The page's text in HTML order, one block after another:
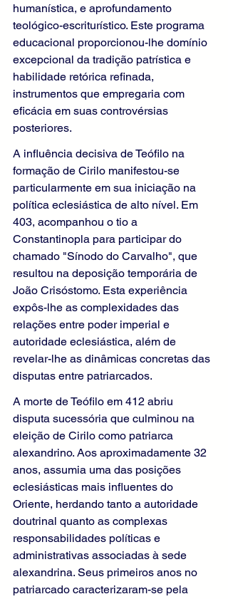
humanística, e aprofundamento
teológico-escriturístico. Este programa
educacional proporcionou-lhe domínio
excepcional da tradição patrística e
habilidade retórica refinada,
instrumentos que empregaria com
eficácia em suas controvérsias
posteriores.
A influência decisiva de Teófilo na
formação de Cirilo manifestou-se
particularmente em sua iniciação na
política eclesiástica de alto nível. Em
403, acompanhou o tio a
Constantinopla para participar do
chamado "Sínodo do Carvalho", que
resultou na deposição temporária de
João Crisóstomo. Esta experiência
expôs-lhe as complexidades das
relações entre poder imperial e
autoridade eclesiástica, além de
revelar-lhe as dinâmicas concretas das
disputas entre patriarcados.
A morte de Teófilo em 412 abriu
disputa sucessória que culminou na
eleição de Cirilo como patriarca
alexandrino. Aos aproximadamente 32
anos, assumia uma das posições
eclesiásticas mais influentes do
Oriente, herdando tanto a autoridade
doutrinal quanto as complexas
responsabilidades políticas e
administrativas associadas à sede
alexandrina. Seus primeiros anos no
patriarcado caracterizaram-se pela